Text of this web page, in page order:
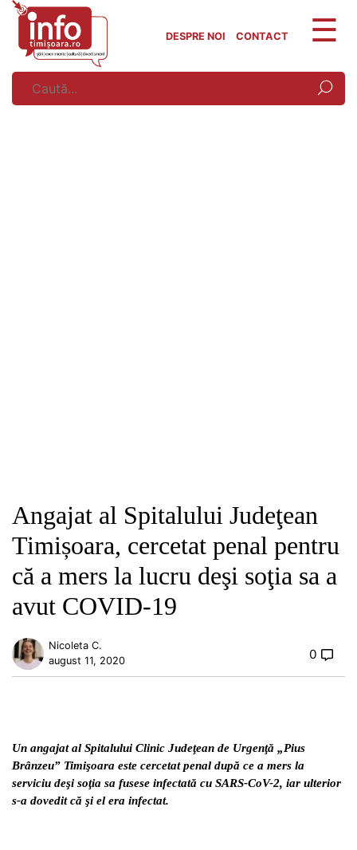
Skip
content
DESPRE NOI CONTACT
Angajat al Spitalului Judeţean
Timișoara, cercetat penal pentru
că a mers la lucru deşi soţia sa a
avut COVID-19
Nicoleta C.
august 11, 2020
0
Un angajat al Spitalului Clinic Judeţean de Urgenţă „Pius
Brânzeu” Timişoara este cercetat penal după ce a mers la
serviciu deşi soţia sa fusese infectată cu SARS-CoV-2, iar ulterior
s-a dovedit că şi el era infectat.